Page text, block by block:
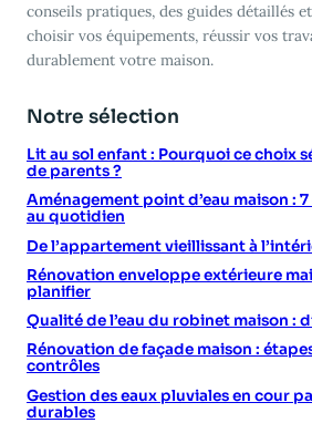
conseils pratiques, des guides détaillés
choisir vos équipements, réussir vos
durablement votre maison.
Notre sélection
Lit au sol enfant : Pourquoi ce choix
de parents ?
Aménagement point d’eau maison :
au quotidien
De l’appartement vieillissant à
Rénovation enveloppe extérieure
planifier
Qualité de l’eau du robinet maison :
Rénovation de façade maison :
contrôles
Gestion des eaux pluviales en cour
durables